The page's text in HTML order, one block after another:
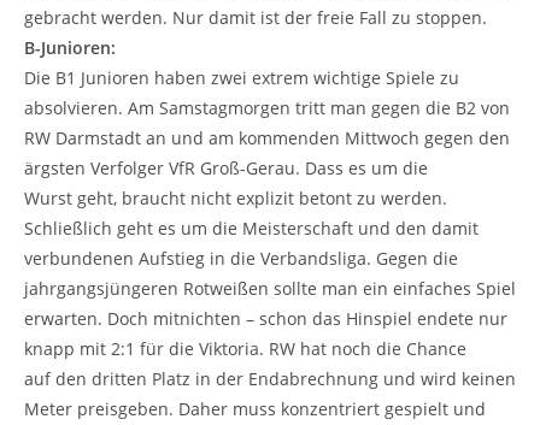
gebracht werden. Nur damit ist der freie Fall zu stoppen.
B-Junioren:
Die B1 Junioren haben zwei extrem wichtige Spiele zu
absolvieren. Am Samstagmorgen tritt man gegen die B2 von
RW Darmstadt an und am kommenden Mittwoch gegen den
ärgsten Verfolger VfR Groß-Gerau. Dass es um die
Wurst geht, braucht nicht explizit betont zu werden.
Schließlich geht es um die Meisterschaft und den damit
verbundenen Aufstieg in die Verbandsliga. Gegen die
jahrgangsjüngeren Rotweißen sollte man ein einfaches Spiel
erwarten. Doch mitnichten – schon das Hinspiel endete nur
knapp mit 2:1 für die Viktoria. RW hat noch die Chance
auf den dritten Platz in der Endabrechnung und wird keinen
Meter preisgeben. Daher muss konzentriert gespielt und